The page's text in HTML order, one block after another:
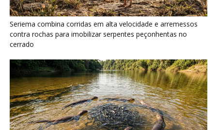
Seriema combina corridas em alta velocidade e arremessos
contra rochas para imobilizar serpentes peçonhentas no
cerrado